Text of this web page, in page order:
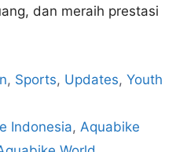
dan meraih prestasi
, Sports, Updates,Youth
Indonesia, Aquabike